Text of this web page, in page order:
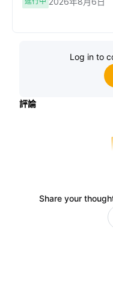
Log in to
評論
Share your